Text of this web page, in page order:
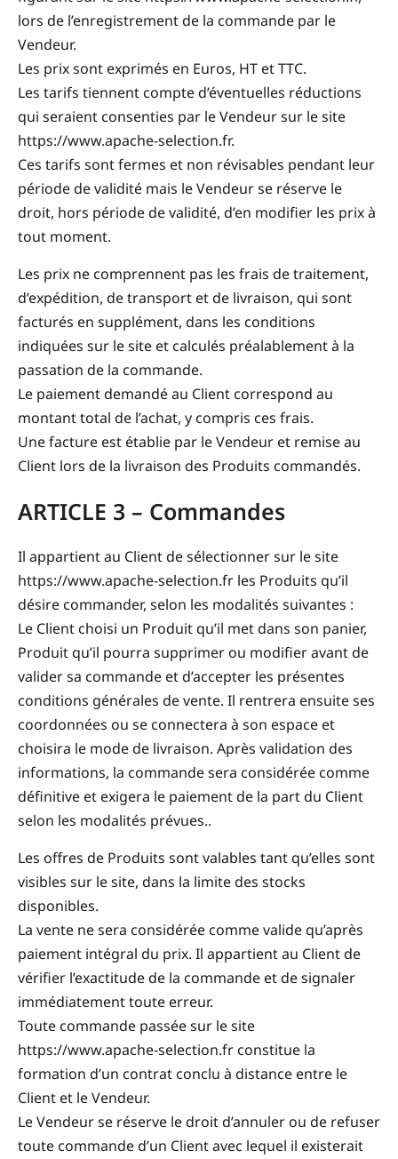
lors de l’enregistrement de la commande par le
Vendeur.
Les prix sont exprimés en Euros, HT et TTC.
Les tarifs tiennent compte d’éventuelles réductions
qui seraient consenties par le Vendeur sur le site
https://www.apache-selection.fr.
Ces tarifs sont fermes et non révisables pendant leur
période de validité mais le Vendeur se réserve le
droit, hors période de validité, d’en modifier les prix à
tout moment.
Les prix ne comprennent pas les frais de traitement,
d’expédition, de transport et de livraison, qui sont
facturés en supplément, dans les conditions
indiquées sur le site et calculés préalablement à la
passation de la commande.
Le paiement demandé au Client correspond au
montant total de l’achat, y compris ces frais.
Une facture est établie par le Vendeur et remise au
Client lors de la livraison des Produits commandés.
ARTICLE 3 – Commandes
Il appartient au Client de sélectionner sur le site
https://www.apache-selection.fr les Produits qu’il
désire commander, selon les modalités suivantes :
Le Client choisi un Produit qu’il met dans son panier,
Produit qu’il pourra supprimer ou modifier avant de
valider sa commande et d’accepter les présentes
conditions générales de vente. Il rentrera ensuite ses
coordonnées ou se connectera à son espace et
choisira le mode de livraison. Après validation des
informations, la commande sera considérée comme
définitive et exigera le paiement de la part du Client
selon les modalités prévues..
Les offres de Produits sont valables tant qu’elles sont
visibles sur le site, dans la limite des stocks
disponibles.
La vente ne sera considérée comme valide qu’après
paiement intégral du prix. Il appartient au Client de
vérifier l’exactitude de la commande et de signaler
immédiatement toute erreur.
Toute commande passée sur le site
https://www.apache-selection.fr constitue la
formation d’un contrat conclu à distance entre le
Client et le Vendeur.
Le Vendeur se réserve le droit d’annuler ou de refuser
toute commande d’un Client avec lequel il existerait